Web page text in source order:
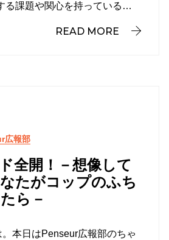
る課題や関心を持っている…
READ MORE
全開！－想像して
たがコップのふち
ら－
広報部
本日はPenseur広報部のちゃ